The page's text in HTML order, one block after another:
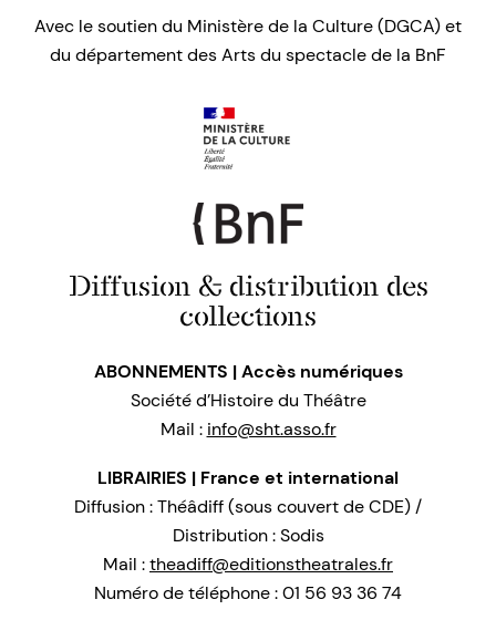
Avec le soutien du Ministère de la Culture (DGCA) et
du département des Arts du spectacle de la BnF
Diffusion & distribution des
collections
ABONNEMENTS | Accès numériques
Société d’Histoire du Théâtre
Mail : info@sht.asso.fr
LIBRAIRIES | France et international
Diffusion : Théâdiff (sous couvert de CDE) /
Distribution : Sodis
Mail :theadiff@editionstheatrales.fr
Numéro de téléphone : 01 56 93 36 74